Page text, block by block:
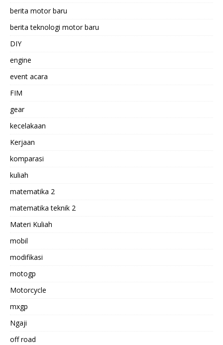
berita motor baru
berita teknologi motor baru
DIY
engine
event acara
FIM
gear
kecelakaan
Kerjaan
komparasi
kuliah
matematika 2
matematika teknik 2
Materi Kuliah
mobil
modifikasi
motogp
Motorcycle
mxgp
Ngaji
off road